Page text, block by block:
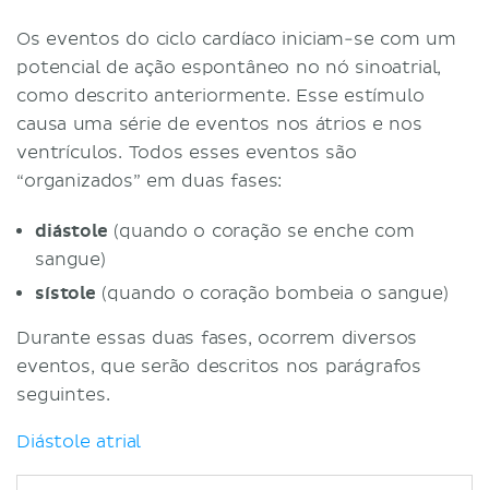
Os eventos do ciclo cardíaco iniciam-se com um
potencial de ação espontâneo no nó sinoatrial,
como descrito anteriormente. Esse estímulo
causa uma série de eventos nos átrios e nos
ventrículos. Todos esses eventos são
“organizados” em duas fases:
diástole (quando o coração se enche com
sangue)
sístole (quando o coração bombeia o sangue)
Durante essas duas fases, ocorrem diversos
eventos, que serão descritos nos parágrafos
seguintes.
Diástole atrial